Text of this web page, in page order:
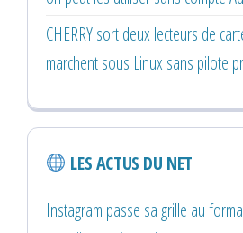
CHERRY sort deux lecteurs de
marchent sous Linux sans pilote
LES ACTUS DU NET
Instagram passe sa grille au